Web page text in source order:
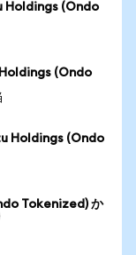
Holdings (Ondo
(Ondo
Holdings (Ondo
Tokenized) か